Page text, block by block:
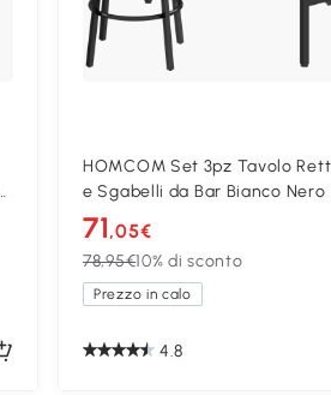
HOMCOM Set 3pz Tavolo
e Sgabelli da Bar Bianco Nero
71,05€
78,95€10% di sconto
Prezzo in calo
4.8